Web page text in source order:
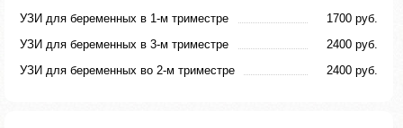
УЗИ для беременных в 1-м триместре
1700 руб.
УЗИ для беременных в 3-м триместре
2400 руб.
УЗИ для беременных во 2-м триместре
2400 руб.